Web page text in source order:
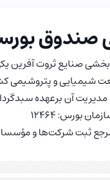
صندوق
و مدیریت آن برعهده
بورس: ۱۲۴۶۴
ثبت شرکت‌ها و مؤسسات